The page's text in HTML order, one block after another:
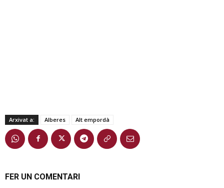
Arxivat a: Alberes Alt empordà
FER UN COMENTARI